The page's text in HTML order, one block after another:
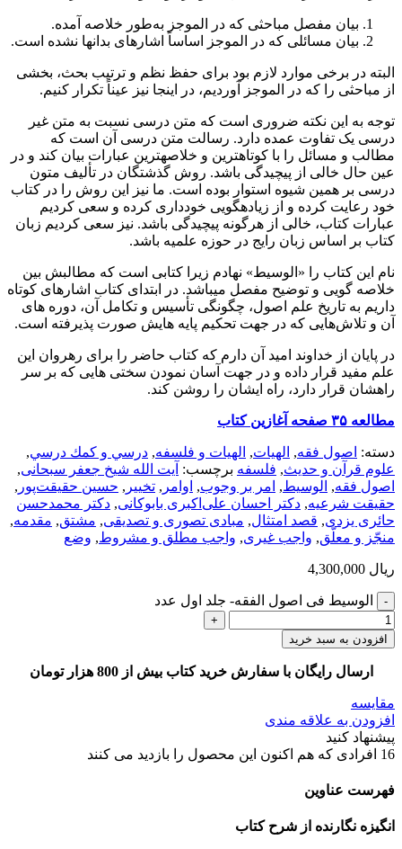
بیان مفصل مباحثی که در الموجز به‌طور خلاصه آمده.
بیان مسائلی که در الموجز اساساً اشاره­ای بدانها نشده است.
البته در برخی موارد لازم بود برای حفظ نظم و ترتیب بحث، بخشی
از مباحثی را که در الموجز آوردیم، در اینجا نیز عیناً تکرار کنیم.
توجه به این نکته ضروری است که متن درسی نسبت به متن غیر
درسی یک تفاوت عمده دارد. رسالت متن درسی آن است که
مطالب و مسائل را با کوتاه­ترین و خلاصه­ترین عبارات بیان کند و در
عین حال خالی از پیچیدگی باشد. روش گذشتگان در تألیف متون
درسی بر همین شیوه استوار بوده است. ما نیز این روش را در کتاب
خود رعایت کرده­ و از زیاده­گویی خودداری کرده و سعی کردیم
عبارات کتاب، خالی از هرگونه پیچیدگی باشد. نیز سعی کردیم زبان
کتاب بر اساس زبان رایج در حوزه علمیه باشد.
نام این کتاب را «الوسیط» نهادم زیرا کتابی است که مطالبش بین
خلاصه­ گویی و توضیح مفصل می­باشد. در ابتدای کتاب اشاره­ای کوتاه
داریم به تاریخ علم اصول، چگونگی تأسیس و تکامل آن، دوره ­های
آن و تلاش‌هایی که در جهت تحکیم پایه­ هایش صورت پذیرفته است.
در پایان از خداوند امید آن دارم که کتاب حاضر را برای رهروان این
علم مفید قرار داده و در جهت آسان نمودن سختی­ هایی که بر سر
راهشان قرار دارد، راه ایشان را روشن کند.
مطالعه ۳۵ صفحه آغازین کتاب
دسته: اصول فقه, الهيات, الهیات و فلسفه, درسي و كمك درسي,
علوم قرآن و حدیث, فلسفه برچسب: آیت الله شیخ جعفر سبحانی,
اصول فقه, الوسیط, امر بر وجوب, اوامر , تخییر , حسین حقیقت‌پور ,
حقیقت شرعیه, دکتر احسان علی‌اکبری بابوکانی, دکتر محمدحسن
حائری یزدی, قصد امتثال, مبادی تصوری و تصدیقی, مشتق, مقدمه,
منجّز و معلّق, واجب غیری, واجب مطلق و مشروط, وضع
ریال
الوسیط فی اصول الفقه- جلد اول عدد
افزودن به سبد خرید
ارسال رایگان با سفارش خرید کتاب بیش از 800 هزار تومان
مقایسه
افزودن به علاقه مندی
پیشنهاد کنید
16 افرادی که هم اکنون این محصول را بازدید می کنند
فهرست عناوین
انگیزه­ نگارنده از شرح کتاب